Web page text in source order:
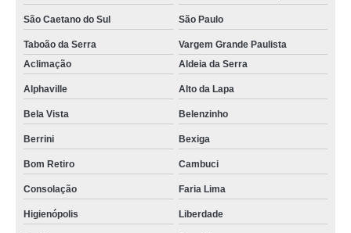
São Caetano do Sul São Paulo
Taboão da Serra
Vargem Grande Paulista
Aclimação
Aldeia da Serra
Alphaville Alto da Lapa
Bela Vista Belenzinho
Berrini Bexiga
Bom Retiro Cambuci
Consolação Faria Lima
Higienópolis Liberdade